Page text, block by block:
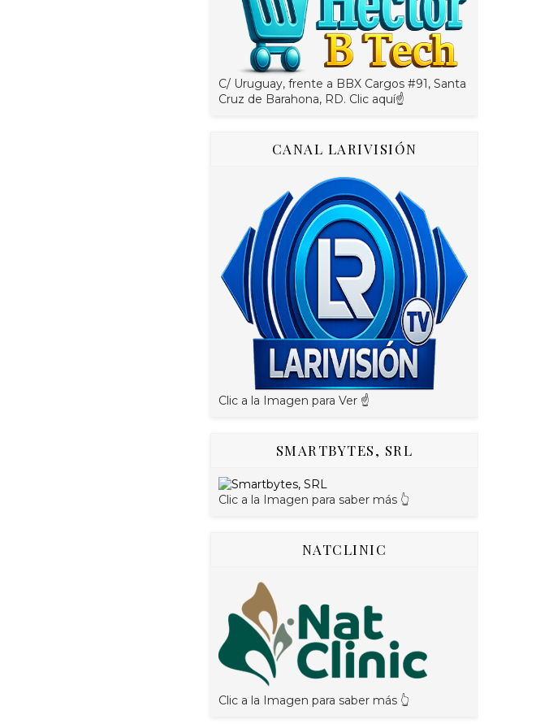
C/ Uruguay, frente a BBX Cargos #91, Santa
Cruz de Barahona, RD. Clic aquí☝
CANAL LARIVISIÓN
Clic a la Imagen para Ver ☝️
SMARTBYTES, SRL
Clic a la Imagen para saber más 👆
NATCLINIC
Clic a la Imagen para saber más 👆